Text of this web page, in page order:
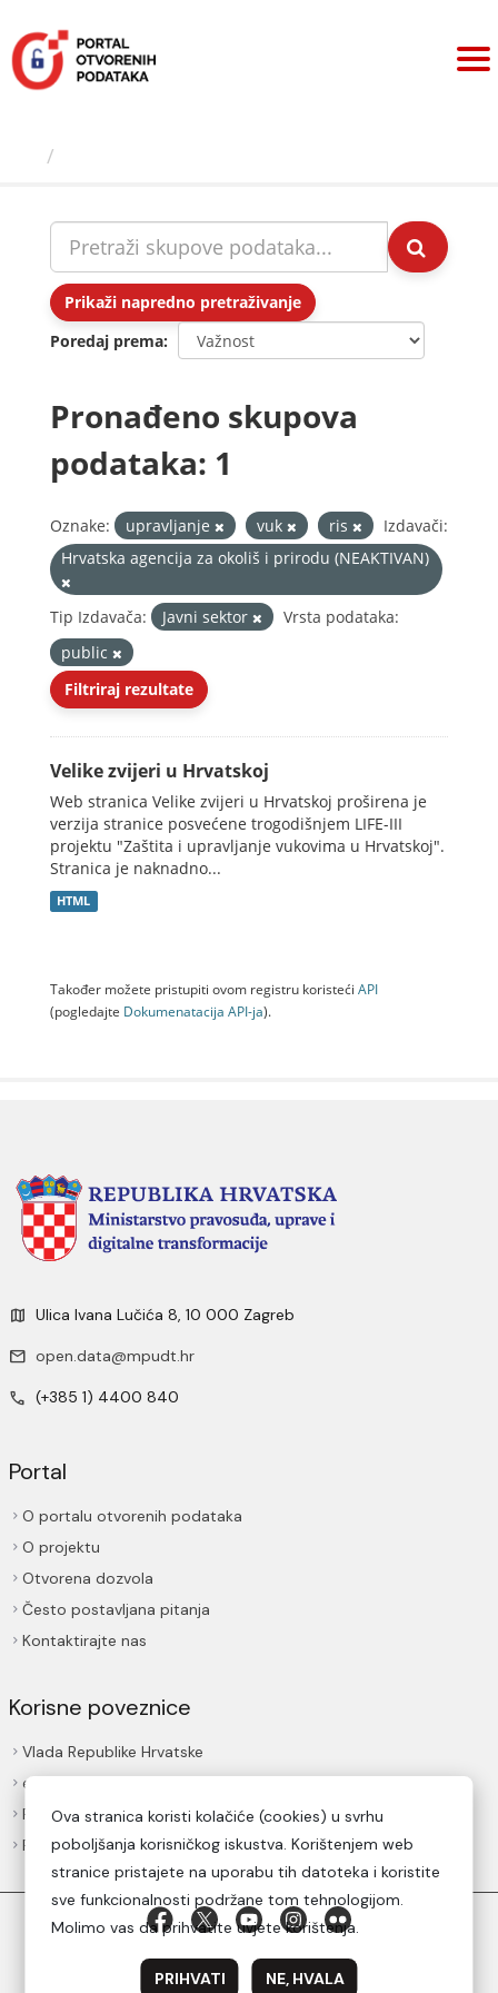
sadržaj
Prikaži napredno pretraživanje
Poredaj prema
Pronađeno skupova
podataka: 1
Oznake: upravljanje vuk ris
Izdavači:
Hrvatska agencija za okoliš i prirodu (NEAKTIVAN)
Tip Izdavača: Javni sektor
Vrsta podataka:
public
Filtriraj rezultate
Velike zvijeri u Hrvatskoj
Web stranica Velike zvijeri u Hrvatskoj proširena je
verzija stranice posvećene trogodišnjem LIFE-III
projektu "Zaštita i upravljanje vukovima u Hrvatskoj".
Stranica je naknadno...
HTML
Također možete pristupiti ovom registru koristeći API
(pogledajte Dokumenаtаcijа API-jа).